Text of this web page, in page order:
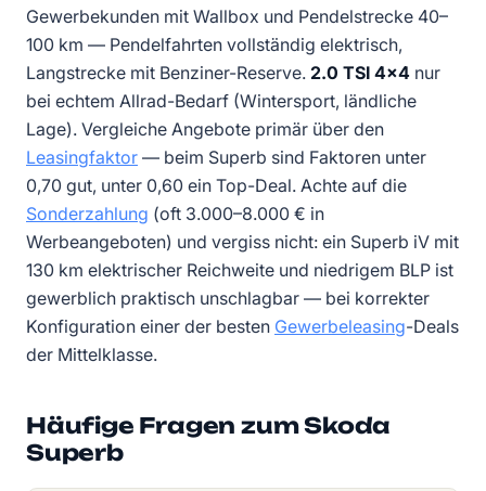
Gewerbekunden mit Wallbox und Pendelstrecke 40–
100 km — Pendelfahrten vollständig elektrisch,
Langstrecke mit Benziner-Reserve. 2.0 TSI 4×4 nur
bei echtem Allrad-Bedarf (Wintersport, ländliche
Lage). Vergleiche Angebote primär über den
Leasingfaktor — beim Superb sind Faktoren unter
0,70 gut, unter 0,60 ein Top-Deal. Achte auf die
Sonderzahlung (oft 3.000–8.000 € in
Werbeangeboten) und vergiss nicht: ein Superb iV mit
130 km elektrischer Reichweite und niedrigem BLP ist
gewerblich praktisch unschlagbar — bei korrekter
Konfiguration einer der besten Gewerbeleasing-Deals
der Mittelklasse.
Häufige Fragen zum Skoda
Superb